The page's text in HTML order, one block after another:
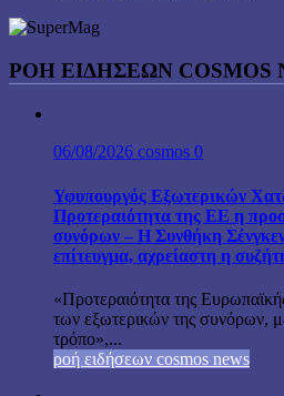
ΡΟΉ ΕΙΔΉΣΕΩΝ COSMOS
06/08/2026 cosmos 0
Υφυπουργός Εξωτερικών
Προτεραιότητα της ΕΕ η
συνόρων – Η Συνθήκη
επίτευγμα, αχρείαστη η
«Προτεραιότητα της
των εξωτερικών της συνόρων,
τρόπο»,...
ροή ειδήσεων cosmos news